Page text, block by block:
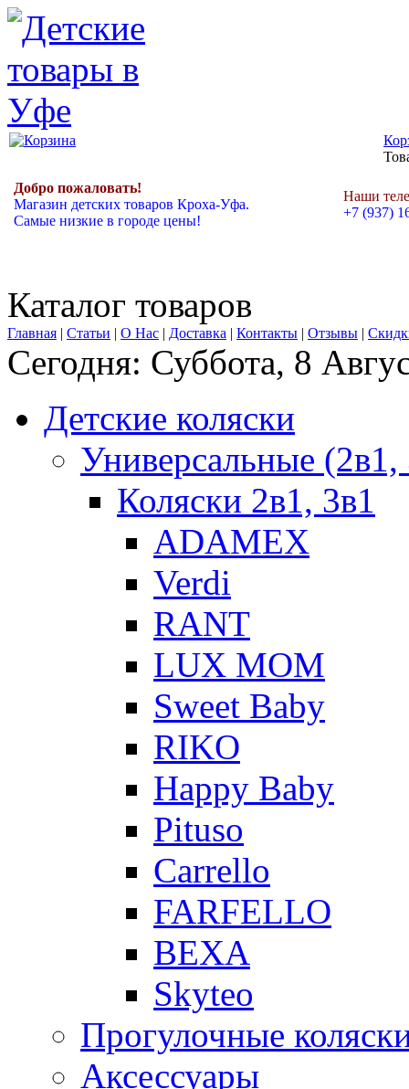
Добро пожаловать!
Магазин детских товаров Кроха-Уфа.
Самые низкие в городе цены!
Наши
+7 (937)
Каталог товаров
Главная | Статьи | О Нас | Доставка | Контакты | Отзывы |
Сегодня: Суббота, 8
Детские коляски
Универсальные (2в1,
Коляски 2в1, 3в1
ADAMEX
Verdi
RANT
LUX MOM
Sweet Baby
RIKO
Happy Baby
Pituso
Carrello
FARFELLO
BEXA
Skyteo
Прогулочные
Аксессуары